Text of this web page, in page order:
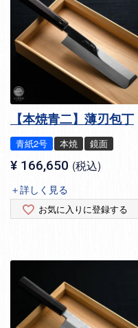
【本焼青二】薄刃包丁
青紙2号 本焼 鏡面
¥ 166,650 税込
＋詳しく見る
お気に入りに登録する